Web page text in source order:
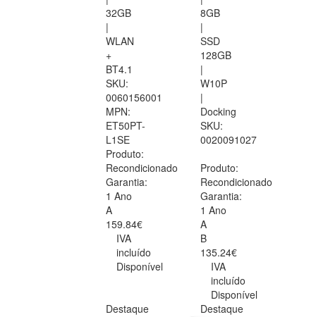
32GB
|
WLAN
+
BT4.1
SKU:
0060156001
MPN:
ET50PT-
L1SE
Produto:
Recondicionado
Garantia:
1 Ano
A
159.84€
IVA
incluído
Disponível
8GB
|
SSD
128GB
|
W10P
|
Docking
SKU:
0020091027
Produto:
Recondicionado
Garantia:
1 Ano
A
B
135.24€
IVA
incluído
Disponível
Destaque
Destaque